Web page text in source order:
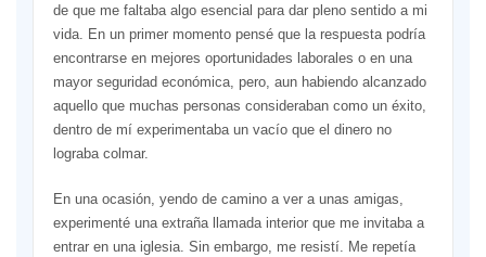
de que me faltaba algo esencial para dar pleno sentido a mi
vida. En un primer momento pensé que la respuesta podría
encontrarse en mejores oportunidades laborales o en una
mayor seguridad económica, pero, aun habiendo alcanzado
aquello que muchas personas consideraban como un éxito,
dentro de mí experimentaba un vacío que el dinero no
lograba colmar.
En una ocasión, yendo de camino a ver a unas amigas,
experimenté una extraña llamada interior que me invitaba a
entrar en una iglesia. Sin embargo, me resistí. Me repetía